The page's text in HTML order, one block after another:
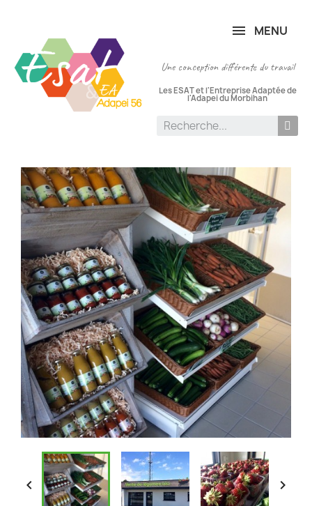
MENU
Une conception différente du travail
Les ESAT et l'Entreprise Adaptée de
l'Adapei du Morbihan
 